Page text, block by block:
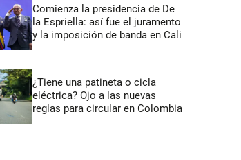
Comienza la presidencia de De
la Espriella: así fue el juramento
y la imposición de banda en Cali
¿Tiene una patineta o cicla
eléctrica? Ojo a las nuevas
reglas para circular en Colombia